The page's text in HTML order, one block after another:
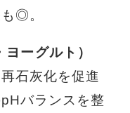
◎。
ーグルト）
石灰化を促進
バランスを整